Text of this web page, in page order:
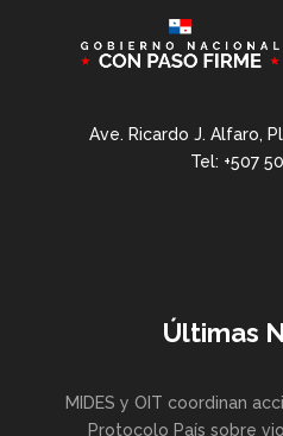
Ave. Ricardo J. Alfaro,
Tel: +507
Últimas
MIDES y OIT coordinan
Protocolo País sobre